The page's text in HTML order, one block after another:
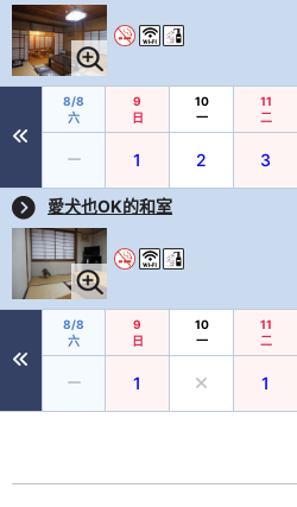
8/8
六
9
日
10
一
11
二
1 2 3
愛犬也OK的和室
8/8
六
9
日
10
一
11
二
1 1